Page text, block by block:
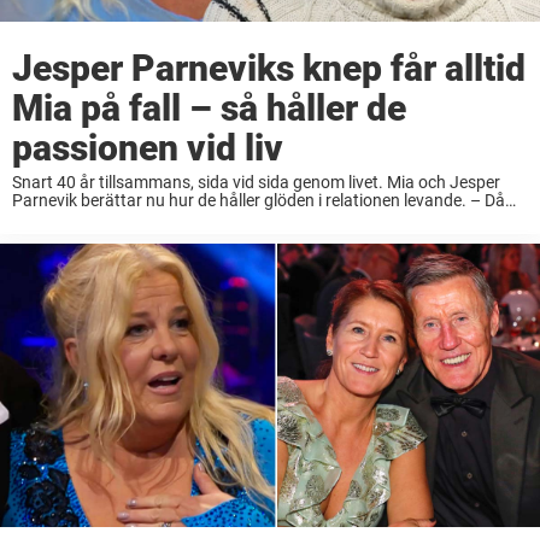
Jesper Parneviks knep får alltid
Mia på fall – så håller de
passionen vid liv
Snart 40 år tillsammans, sida vid sida genom livet. Mia och Jesper
Parnevik berättar nu hur de håller glöden i relationen levande. – Då